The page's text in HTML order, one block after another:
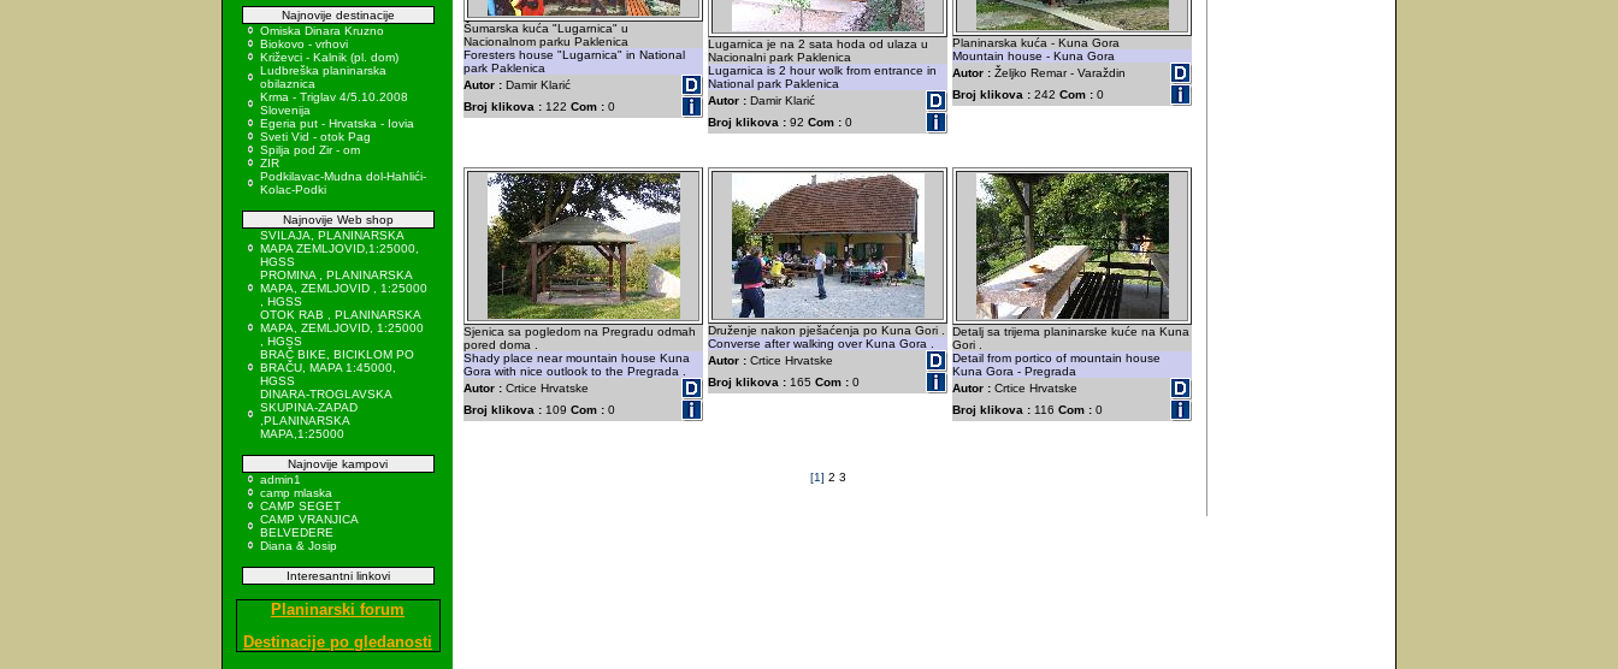
Najnovije destinacije
Omiska Dinara Kruzno
Biokovo - vrhovi
Križevci - Kalnik (pl. dom)
Ludbreška planinarska
obilaznica
Krma - Triglav 4/5.10.2008
Slovenija
Egeria put - Hrvatska - Iovia
Sveti Vid - otok Pag
Spilja pod Zir - om
ZIR
Podkilavac-Mudna dol-Hahlići-
Kolac-Podki
Najnovije Web shop
SVILAJA, PLANINARSKA
MAPA ZEMLJOVID,1:25000,
HGSS
PROMINA , PLANINARSKA
MAPA, ZEMLJOVID , 1:25000
, HGSS
OTOK RAB , PLANINARSKA
MAPA, ZEMLJOVID, 1:25000
, HGSS
BRAČ BIKE, BICIKLOM PO
BRAČU, MAPA 1:45000,
HGSS
DINARA-TROGLAVSKA
SKUPINA-ZAPAD
,PLANINARSKA
MAPA,1:25000
Najnovije kampovi
admin1
camp mlaska
CAMP SEGET
CAMP VRANJICA
BELVEDERE
Diana & Josip
Interesantni linkovi
Planinarski forum
Destinacije po gledanosti
Šumarska kuća "Lugarnica" u
Nacionalnom parku Paklenica
Foresters house "Lugarnica" in National
park Paklenica
Autor : Damir Klarić
Broj klikova : 122 Com : 0
Lugarnica je na 2 sata hoda od ulaza u
Nacionalni park Paklenica
Lugarnica is 2 hour wolk from entrance in
National park Paklenica
Autor : Damir Klarić
Broj klikova : 92 Com : 0
Planinarska kuća - Kuna Gora
Mountain house - Kuna Gora
Autor : Željko Remar - Varaždin
Broj klikova : 242 Com : 0
Sjenica sa pogledom na Pregradu odmah
pored doma .
Shady place near mountain house Kuna
Gora with nice outlook to the Pregrada .
Autor : Crtice Hrvatske
Broj klikova : 109 Com : 0
Druženje nakon pješaćenja po Kuna Gori .
Converse after walking over Kuna Gora .
Autor : Crtice Hrvatske
Broj klikova : 165 Com : 0
Detalj sa trijema planinarske kuće na Kuna
Gori .
Detail from portico of mountain house
Kuna Gora - Pregrada
Autor : Crtice Hrvatske
Broj klikova : 116 Com : 0
[1] 2 3